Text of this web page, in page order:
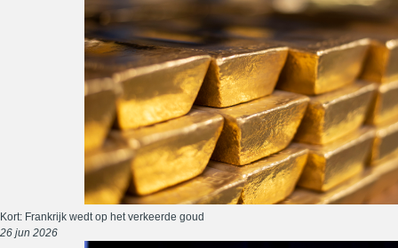
Kort: Frankrijk wedt op het verkeerde goud
26 jun 2026